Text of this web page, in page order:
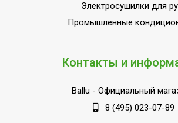
Ступени мощности
Электросушилки для
Промышленные
Контакты и
Ballu - Официальный
8 (495) 023-07-89